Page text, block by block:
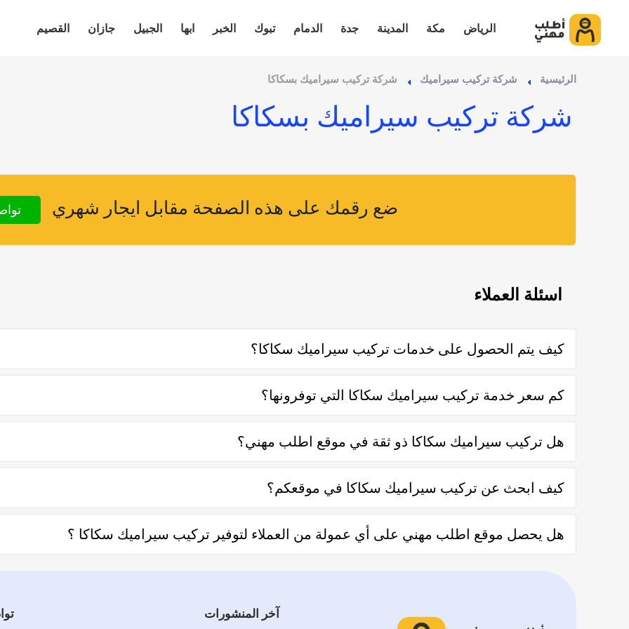
الرياض مكة المدينة جدة الدمام تبوك الخبر ابها الجبيل جازان القصيم
الرئيسية شركة تركيب سيراميك شركة تركيب سيراميك بسكاكا
شركة تركيب سيراميك بسكاكا
ضع رقمك على هذه الصفحة مقابل ايجار شهري
اسئلة العملاء
كيف يتم الحصول على خدمات تركيب سيراميك سكاكا؟
يتم الحصول على خدمات تركيب سيراميك سكاكا من خلال التواصل معه إما على الواتساب أو تليفونياً وطلب الخدمة منه بعمل
كم سعر خدمة تركيب سيراميك سكاكا التي توفرونها؟
تختلف اسعار خدمات تركيب سيراميك سكاكا وفقاً لعدة عناصر منها قرب المسافة وحجم العمل وتوقيته وهل هو عمل مستعجل
هل تركيب سيراميك سكاكا ذو ثقة في موقع اطلب مهني؟
نعم تركيب سيراميك سكاكا في موقع اطلب مهني ذو ثقة في التعامل فكل الفنيين والشركات يتم تقييمهم من عملاء حقيقيين
كيف ابحث عن تركيب سيراميك سكاكا في موقعكم؟
يُمكنك البحث عن تركيب سيراميك سكاكا في موقعنا من خلال تحديد المنطقة ثم تحديد المهنة وإختيار الفني الأقرب إليك
والشركات من خلال العملاء بعد كل زيارة لهم.
هل يحصل موقع اطلب مهني على أي عمولة من العملاء لتوفير تركيب سيراميك سكاكا ؟
آخر المنشورات